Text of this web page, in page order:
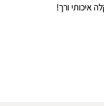
איכותי ורך!